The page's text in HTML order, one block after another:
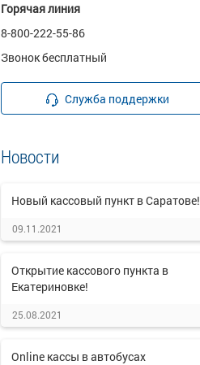
Горячая линия
8-800-222-55-86
Звонок бесплатный
Служба поддержки
Новости
Новый кассовый пункт в Саратове!
09.11.2021
Открытие кассового пункта в
Екатериновке!
25.08.2021
Online кассы в автобусах